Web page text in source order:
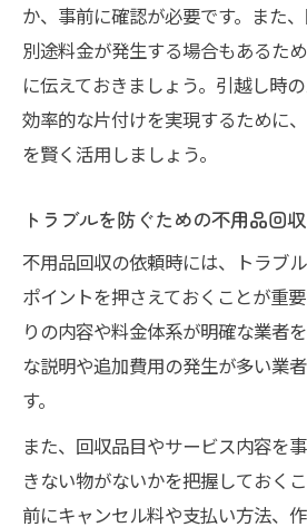
か、事前に確認が必要です。また
別途料金が発生する場合もあるた
に伝えておきましょう。引越し時の
効率的な片付けを実現するために
を賢く活用しましょう。
トラブルを防ぐための不用品回
不用品回収の依頼時には、トラブ
ポイントを押さえておくことが重
りの内容や料金体系が明確な業者
な説明や追加費用の発生が多い業
す。
また、回収品目やサービス内容を
きない物がないかを把握しておく
前にキャンセル料や支払い方法、